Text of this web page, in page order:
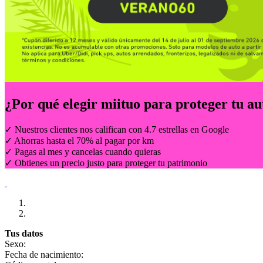
¿Por qué elegir miituo para proteger tu
✓ Nuestros clientes nos califican con 4.7 estrellas en Google
✓ Ahorras hasta el 70% al pagar por km
✓ Pagas al mes y cancelas cuando quieras
✓ Obtienes un precio justo para proteger tu patrimonio
Tus datos
Sexo:
Fecha de nacimiento: